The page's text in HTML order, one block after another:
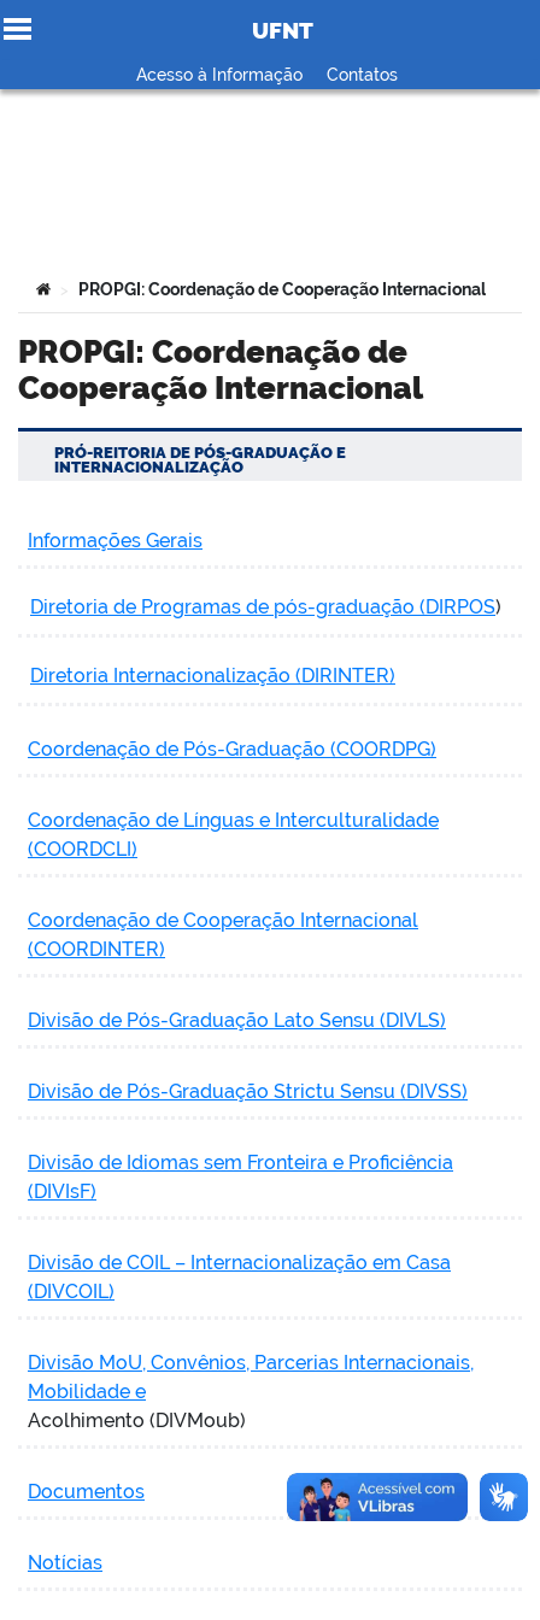
Ir para o conteúdo
UFNT
Acesso à Informação Contatos
Você está aqui:
> PROPGI: Coordenação de Cooperação Internacional
PROPGI: Coordenação de
Cooperação Internacional
PRÓ-REITORIA DE PÓS-GRADUAÇÃO E
INTERNACIONALIZAÇÃO
Informações Gerais
Diretoria de Programas de pós-graduação (DIRPOS)
Diretoria Internacionalização (DIRINTER)
Coordenação de Pós-Graduação (COORDPG)
Coordenação de Línguas e Interculturalidade
(COORDCLI)
Coordenação de Cooperação Internacional
(COORDINTER)
Divisão de Pós-Graduação Lato Sensu (DIVLS)
Divisão de Pós-Graduação Strictu Sensu (DIVSS)
Divisão de Idiomas sem Fronteira e Proficiência
(DIVIsF)
Divisão de COIL – Internacionalização em Casa
(DIVCOIL)
Divisão MoU, Convênios, Parcerias Internacionais,
Mobilidade e
Acolhimento (DIVMoub)
Documentos
Notícias